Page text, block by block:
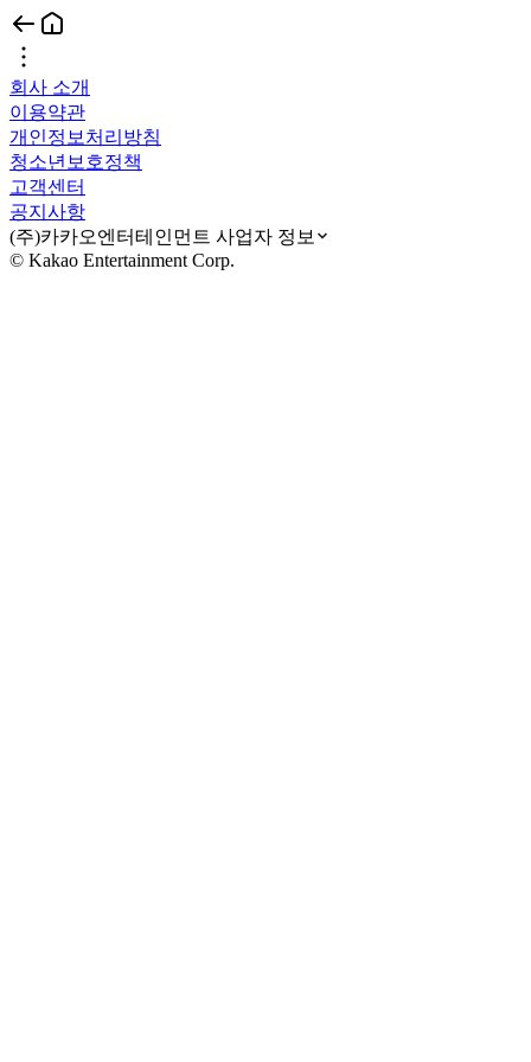
회사 소개
이용약관
개인정보처리방침
청소년보호정책
고객센터
공지사항
(주)카카오엔터테인먼트 사업자 정보
© Kakao Entertainment Corp.